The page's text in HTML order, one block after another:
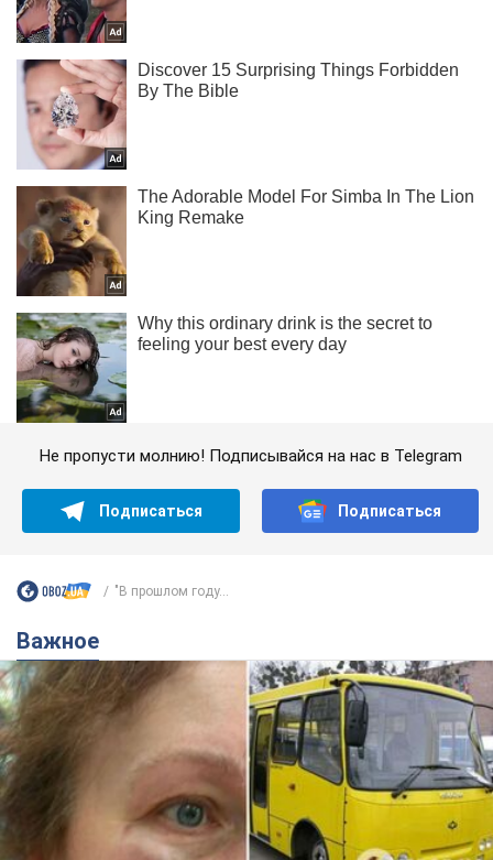
Не пропусти молнию! Подписывайся на нас в Telegram
Подписаться Подписаться
"В прошлом году...
Важное